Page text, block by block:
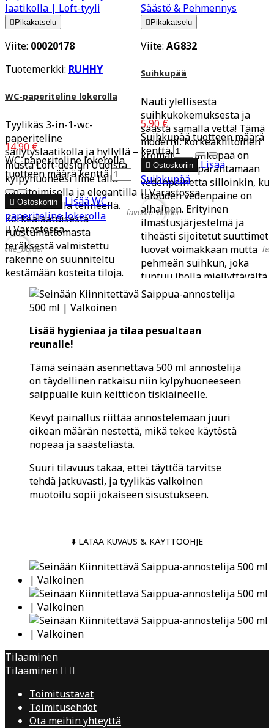
 Pikakatselu
Viite: 00020178
Tuotemerkki: RUHHY
WC-paperiteline lokerolla
Tyylikäs 3-in-1-wc-
paperiteline
säilytyslaatikolla ja hyllyllä –
musta Loft-design Uudista
kylpyhuoneesi ilme tällä
monitoimisella ja elegantilla
mattamustalla telineellä.
Korkealaatuisesta
ruostumattomasta
teräksestä valmistettu
rakenne on suunniteltu
kestämään kosteita tiloja.
Teline sisältää kätevän
säilytyslaatikon
kosteuspyyhkeille sekä...
14,90 €
WC-paperiteline lokerolla
tuotteen määrä kenttä
 Ostoskoriin LisääWC-
paperiteline lokerolla
Varastossa
 Pikakatselu
Viite: AG832
Suihkupää
Nauti ylellisestä
suihkukokemuksesta ja
säästä samalla vettä! Tämä
moderni, korkeakiiltoinen
kromattu suihkupää on
suunniteltu parantamaan
vedenpainetta silloinkin,
talouden vedenpaine on
alhainen. Erityinen
ilmastusjärjestelmä ja
tiheästi sijoitetut suuttimet
luovat voimakkaan mutta
pehmeän suihkun, joka
tuntuu iholla miellyttävältä.
Samalla laite...
5,90 €
Suihkupää tuotteen määrä
kenttä
 Ostoskoriin
Lisää
Suihkupää
Varastossa
favorite_border
Lisää hygieniaa ja tilaa pesualtaan
reunalle!
Tämä seinään asennettava 500 ml annostelija
on täydellinen ratkaisu niin kylpyhuoneeseen
saippualle kuin keittiöön tiskiaineelle.
Kevyt painallus riittää annostelemaan juuri
oikean määrän nestettä, mikä tekee käytöstä
nopeaa ja säästeliästä.
Suuri tilavuus takaa, ettei täyttöä tarvitse
tehdä jatkuvasti, ja tyylikäs valkoinen
muotoilu sopii jokaiseen sisustukseen.
⬇️ LATAA KUVAUS & KÄYTTÖOHJE
Tilaaminen
Tilaaminen  
Toimitustavat
Toimitusehdot
Ota meihin yhteyttä